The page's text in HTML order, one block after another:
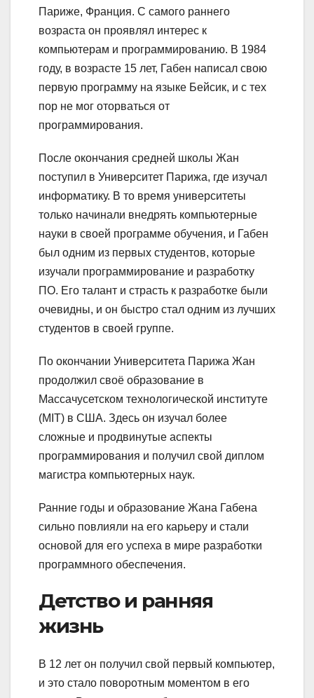
Париже, Франция. С самого раннего
возраста он проявлял интерес к
компьютерам и программированию. В 1984
году, в возрасте 15 лет, Габен написал свою
первую программу на языке Бейсик, и с тех
пор не мог оторваться от
программирования.
После окончания средней школы Жан
поступил в Университет Парижа, где изучал
информатику. В то время университеты
только начинали внедрять компьютерные
науки в своей программе обучения, и Габен
был одним из первых студентов, которые
изучали программирование и разработку
ПО. Его талант и страсть к разработке были
очевидны, и он быстро стал одним из лучших
студентов в своей группе.
По окончании Университета Парижа Жан
продолжил своё образование в
Массачусетском технологической институте
(MIT) в США. Здесь он изучал более
сложные и продвинутые аспекты
программирования и получил свой диплом
магистра компьютерных наук.
Ранние годы и образование Жана Габена
сильно повлияли на его карьеру и стали
основой для его успеха в мире разработки
программного обеспечения.
Детство и ранняя
жизнь
В 12 лет он получил свой первый компьютер,
и это стало поворотным моментом в его